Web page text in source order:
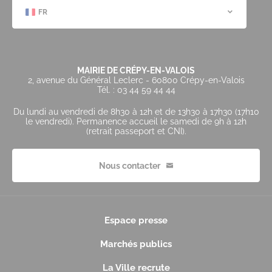
FR
MAIRIE DE CRÉPY-EN-VALOIS
2, avenue du Général Leclerc - 60800 Crépy-en-Valois
Tél. : 03 44 59 44 44
Du lundi au vendredi de 8h30 à 12h et de 13h30 à 17h30 (17h10
le vendredi). Permanence accueil le samedi de 9h à 12h
(retrait passeport et CNI).
Nous contacter
Espace presse
Marchés publics
La Ville recrute